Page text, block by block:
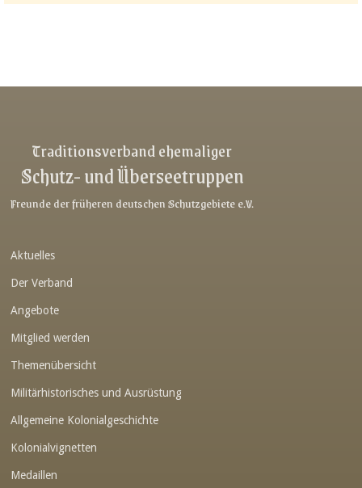
Link-v-z
Link-v-z
Link-v-z
Link-v-z
Link-v-z
Link-v-z
Link-v-z
Link-v-z
Traditionsverband ehemaliger
Schutz- und Überseetruppen
Freunde der früheren deutschen Schutzgebiete e.V.
Aktuelles
Der Verband
Angebote
Mitglied werden
Themenübersicht
Militärhistorisches und Ausrüstung
Allgemeine Kolonialgeschichte
Kolonialvignetten
Medaillen